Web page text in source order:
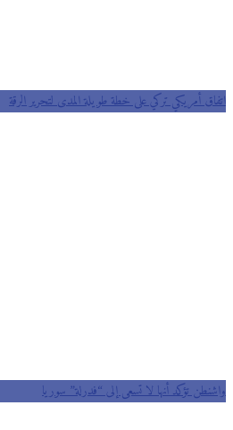
اتفاق أمريكي تركي على خطة طويلة المدى لتحرير الرقة
واشنطن تؤكد أنها لا تسعى إلى “فدرلة” سوريا